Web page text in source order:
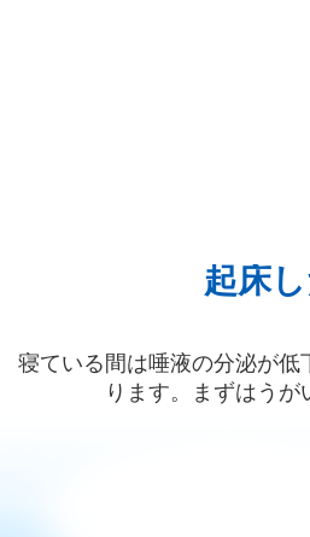
起床
寝ている間は唾液の分泌が低
ります。まずはうが